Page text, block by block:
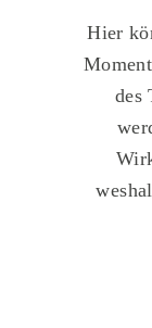
Hier
des